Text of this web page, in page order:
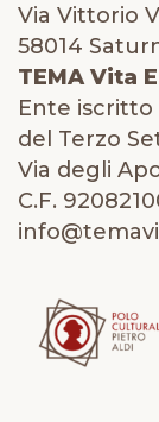
Via Vittorio
58014
TEMA Vita
Ente iscritto
del Terzo
Via degli
C.F.